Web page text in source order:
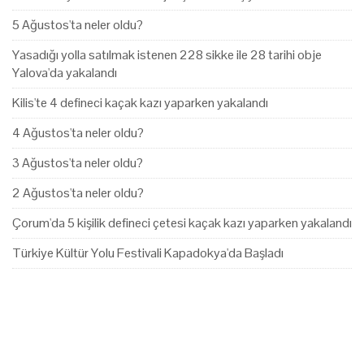
5 Ağustos'ta neler oldu?
Yasadığı yolla satılmak istenen 228 sikke ile 28 tarihi obje
Yalova'da yakalandı
Kilis'te 4 defineci kaçak kazı yaparken yakalandı
4 Ağustos'ta neler oldu?
3 Ağustos'ta neler oldu?
2 Ağustos'ta neler oldu?
Çorum'da 5 kişilik defineci çetesi kaçak kazı yaparken yakalandı
Türkiye Kültür Yolu Festivali Kapadokya'da Başladı